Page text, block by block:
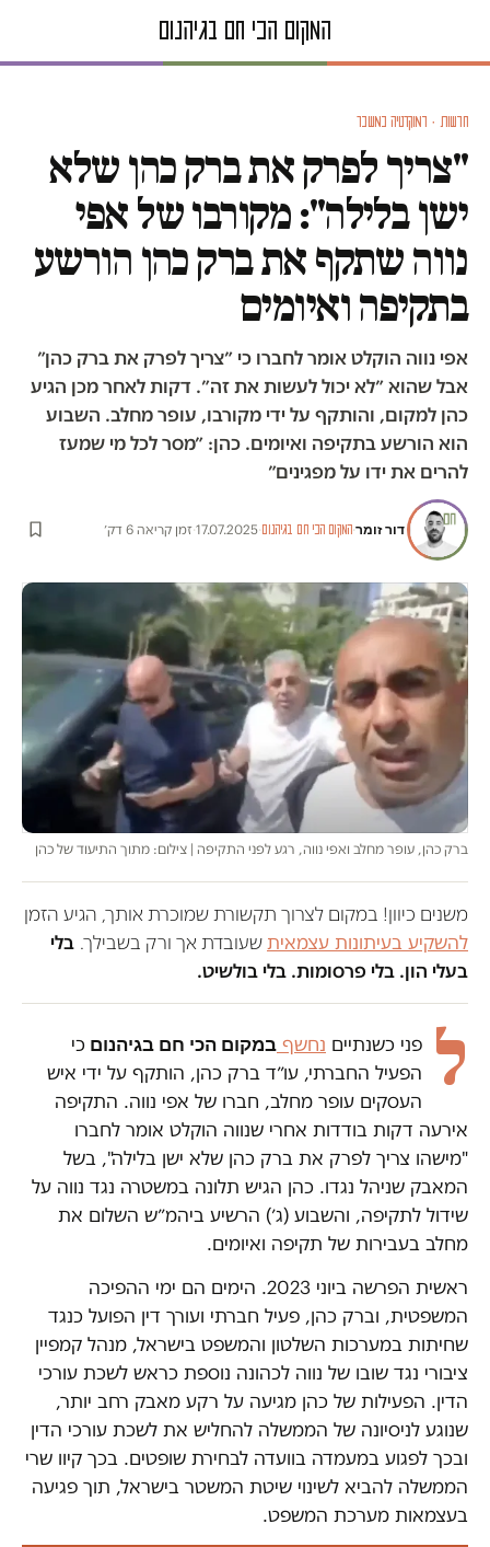
חדשות · דמוקרטיה במשבר
"צריך לפרק את ברק כהן שלא
ישן בלילה": מקורבו של אפי
נווה שתקף את ברק כהן הורשע
בתקיפה ואיומים
אפי נווה הוקלט אומר לחברו כי ״צריך לפרק את ברק כהן״
אבל שהוא ״לא יכול לעשות את זה״. דקות לאחר מכן הגיע
כהן למקום, והותקף על ידי מקורבו, עופר מחלב. השבוע
הוא הורשע בתקיפה ואיומים. כהן: ״מסר לכל מי שמעז
להרים את ידו על מפגינים״
דור זומר·המקום הכי חם בגיהנום·
17.07.2025
·זמן קריאה 6 דק׳
ברק כהן, עופר מחלב ואפי נווה, רגע לפני התקיפה | צילום: מתוך התיעוד של כהן
משנים כיוון! במקום לצרוך תקשורת שמוכרת אותך, הגיע הזמן
להשקיע בעיתונות עצמאיתשעובדת אך ורק בשבילך. בלי
בעלי הון. בלי פרסומות. בלי בולשיט.
ל פני כשנתיים נחשף במקום הכי חם בגיהנום כי
הפעיל החברתי, עו״ד ברק כהן, הותקף על ידי איש
העסקים עופר מחלב, חברו של אפי נווה. התקיפה
אירעה דקות בודדות אחרי שנווה הוקלט אומר לחברו
"מישהו צריך לפרק את ברק כהן שלא ישן בלילה", בשל
המאבק שניהל נגדו. כהן הגיש תלונה במשטרה נגד נווה על
שידול לתקיפה, והשבוע (ג׳) הרשיע ביהמ״ש השלום את
מחלב בעבירות של תקיפה ואיומים.
ראשית הפרשה ביוני 2023. הימים הם ימי ההפיכה
המשפטית, וברק כהן, פעיל חברתי ועורך דין הפועל כנגד
שחיתות במערכות השלטון והמשפט בישראל, מנהל קמפיין
ציבורי נגד שובו של נווה לכהונה נוספת כראש לשכת עורכי
הדין. הפעילות של כהן מגיעה על רקע מאבק רחב יותר,
שנוגע לניסיונה של הממשלה להחליש את לשכת עורכי הדין
ובכך לפגוע במעמדה בוועדה לבחירת שופטים. בכך קיוו שרי
הממשלה להביא לשינוי שיטת המשטר בישראל, תוך פגיעה
בעצמאות מערכת המשפט.